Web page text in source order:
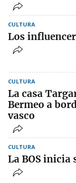
CULTURA
Los
CULTURA
La casa
Bermeo a
vasco
CULTURA
La BOS inicia